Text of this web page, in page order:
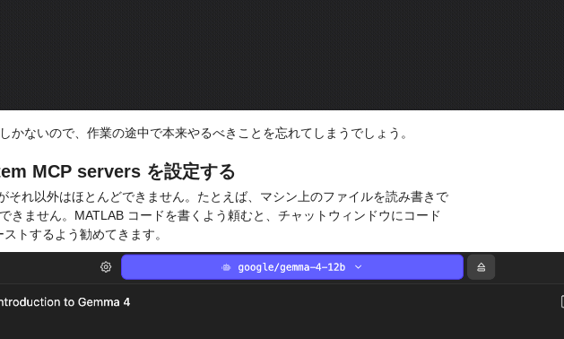
かないので、作業の途中で本来やるべきことを忘れてしまうでしょう。
MCP servers を設定する
それ以外はほとんどできません。たとえば、マシン上のファイルを読み書きで
きません。MATLAB コードを書くよう頼むと、チャットウィンドウにコード
トするよう勧めてきます。